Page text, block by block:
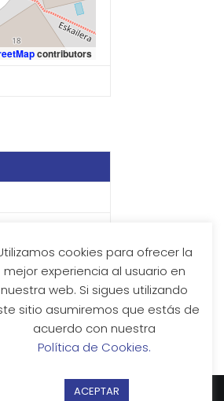
contributors
cookies para ofrecer la
mejor experiencia al usuario en
nuestra web. Si sigues utilizando
sitio asumiremos que estás de
acuerdo con nuestra
Política de Cookies.
ACEPTAR